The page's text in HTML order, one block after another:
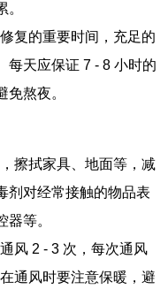
复的重要时间，充足的
每天应保证 7 - 8 小时的
熬夜。
擦拭家具、地面等，减
剂对经常接触的物品表
等。
风 2 - 3 次，每次通风
通风时要注意保暖，避